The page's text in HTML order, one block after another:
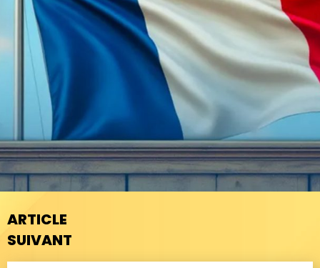
ARTICLE
SUIVANT